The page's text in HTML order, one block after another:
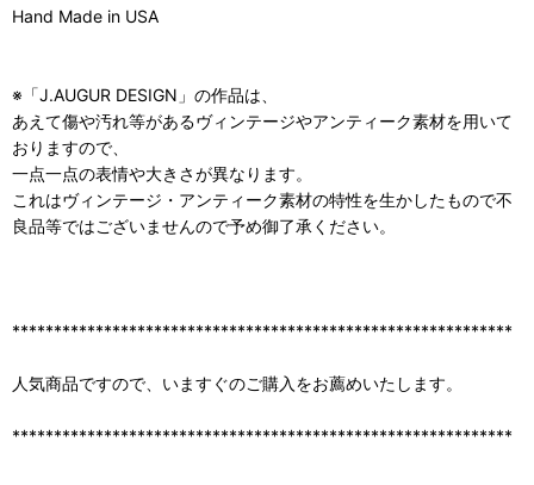
Hand Made in USA
※「J.AUGUR DESIGN」の作品は、
あえて傷や汚れ等があるヴィンテージやアンティーク素材を用いて
おりますので、
一点一点の表情や大きさが異なります。
これはヴィンテージ・アンティーク素材の特性を生かしたもので不
良品等ではございませんので予め御了承ください。
************************************************************
人気商品ですので、いますぐのご購入をお薦めいたします。
************************************************************